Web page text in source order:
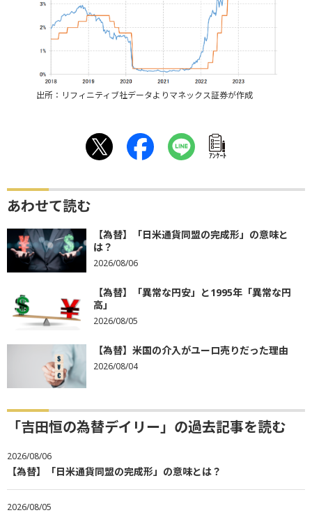
出所：リフィニティブ社データよりマネックス証券が作成
ｱﾝｹｰﾄ
あわせて読む
【為替】「日米通貨同盟の完成形」の意味と
は？
2026/08/06
【為替】「異常な円安」と1995年「異常な円
高」
2026/08/05
【為替】米国の介入がユーロ売りだった理由
2026/08/04
「吉田恒の為替デイリー」の過去記事を読む
2026/08/06
【為替】「日米通貨同盟の完成形」の意味とは？
2026/08/05